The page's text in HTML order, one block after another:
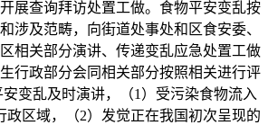
展查询拜访处置工做。食物平安变乱按
涉及范畴，向街道处事处和区食安委、
相关部分演讲、传递变乱应急处置工做
行政部分会同相关部分按照相关进行评
变乱及时演讲，（1）受污染食物流入
政区域，（2）发觉正在我国初次呈现的